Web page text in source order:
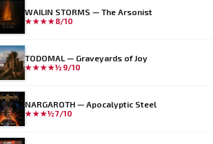
WAILIN STORMS — The Arsonist
★★★★8/10
TODOMAL — Graveyards of Joy
★★★★½ 9/10
NARGAROTH — Apocalyptic Steel
★★★½7/10